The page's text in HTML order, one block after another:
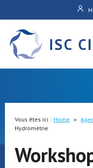
ISC
Vous êtes ici : Home »
Hydrométrie